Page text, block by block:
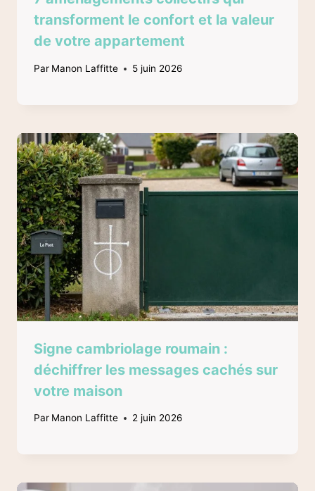
transforment le confort et la valeur
de votre appartement
Par Manon Laffitte 5 juin 2026
Signe cambriolage roumain :
déchiffrer les messages cachés sur
votre maison
Par Manon Laffitte 2 juin 2026